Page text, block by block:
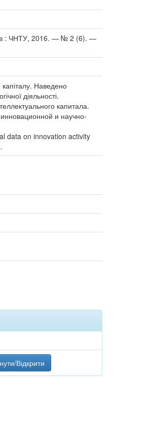
: ЧНТУ, 2016. — № 2 (6). —
капіталу. Наведено
діяльності.
капитала.
и научно-
data on innovation activity
Відкрити